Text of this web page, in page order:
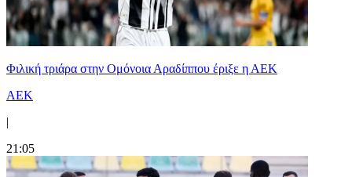
Φιλική τριάρα στην Ομόνοια Αραδίππου έριξε η ΑΕΚ
ΑΕΚ
|
21:05